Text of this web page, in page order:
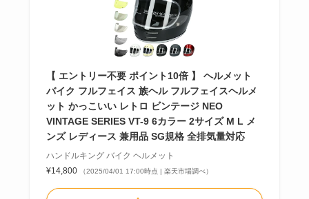
【 エントリー不要 ポイント10倍 】 ヘルメット
バイク フルフェイス 族ヘル フルフェイスヘルメ
ット かっこいい レトロ ビンテージ NEO
VINTAGE SERIES VT-9 6カラー 2サイズ M L メ
ンズ レディース 兼用品 SG規格 全排気量対応
ハンドルキング バイク ヘルメット
¥14,800
（2025/04/01 17:00時点 | 楽天市場調べ）